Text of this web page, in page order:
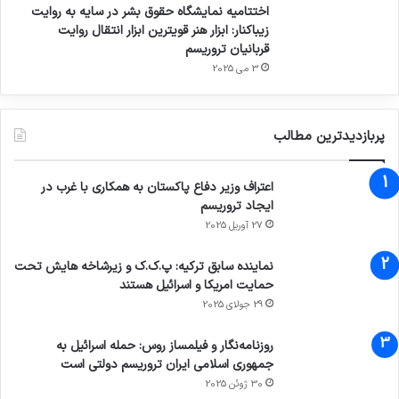
انجام شد. او همچنین شاهد قتل مادر، خواهر و
تمام بستگان نزدیکمان بود. این وقایع دردناک،
تأثیری عمیق بر او گذاشته است هم از نظر روحی و
هم اجتماعی زخم‌هایی که به این زودی‌ها التیام
نخواهند یافت.
در میان قربانیان، دخترم مریم، همسرم نغمه گلزاری،
خواهرانم سمیه و فاطمه، و برادرزاده‌ها و
خواهرزاده‌های خردسالم مهدی، محمد امین، فاطمه
زهرا، و ریحانه سلطانی‌نژاد نیز بودند. همان دختر
کوچک با کاپشن صورتی و گوشواره‌های قلبی، که
لبخند معصومانه‌اش اکنون به خاطره‌ای دردناک
تبدیل شده است.
اختتامیه نمایشگاه حقوق بشر در سایه به روایت
زیباکنار: ابزار هنر قویترین ابزار انتقال روایت
قربانیان تروریسم
3 می 2025
پربازدیدترین مطالب
اعتراف وزیر دفاع پاکستان به همکاری با غرب در
ایجاد تروریسم
27 آوریل 2025
نماینده سابق ترکیه: پ.ک.ک و زیرشاخه هایش تحت
حمایت امریکا و اسرائیل هستند
29 جولای 2025
روزنامه‌نگار و فیلمساز روس: حمله اسرائیل به
جمهوری اسلامی ایران تروریسم دولتی است
30 ژوئن 2025